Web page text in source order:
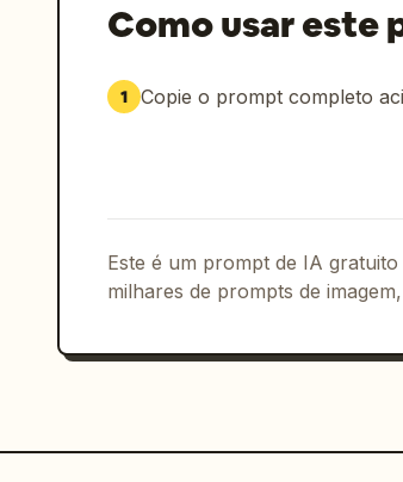
Como usar este
1 Copie o prompt completo
Este é um prompt de IA
milhares de prompts de